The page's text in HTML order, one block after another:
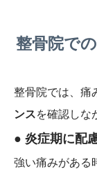
整骨院で
整骨院では、痛
ンスを確認しな
● 炎症期に配
強い痛みがある